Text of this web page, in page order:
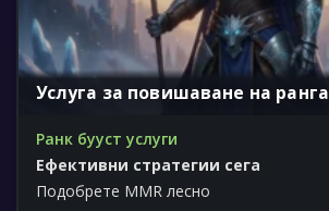
Услуга за повишаване на ранга
Ранк бууст услуги
Ефективни стратегии сега
Подобрете MMR лесно